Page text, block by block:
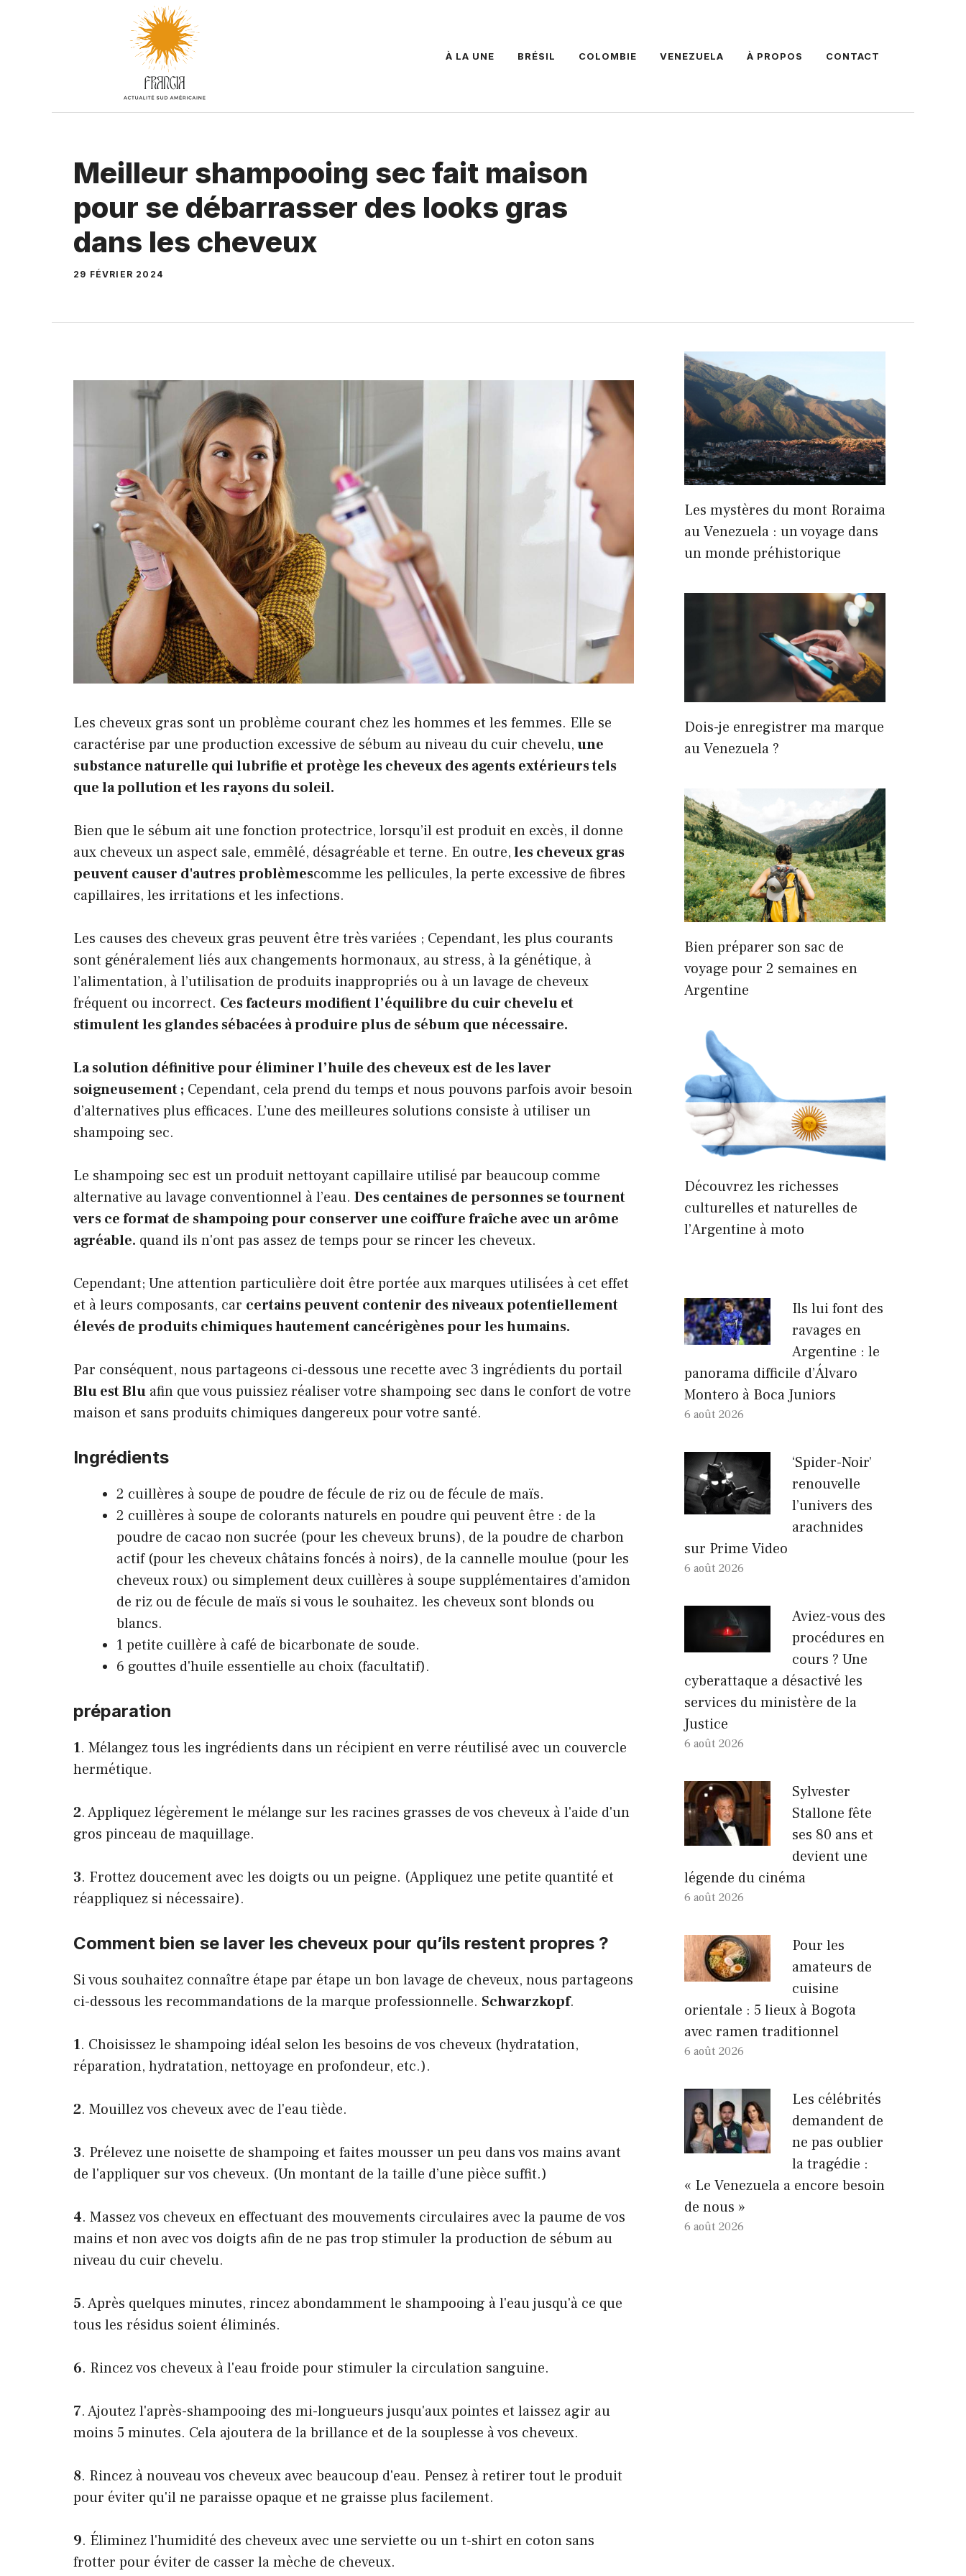
À LA UNE BRÉSIL COLOMBIE VENEZUELA À PROPOS CONTACT
Meilleur shampooing sec fait maison
pour se débarrasser des looks gras
dans les cheveux
29 FÉVRIER 2024
Les cheveux gras sont un problème courant chez les hommes et les femmes. Elle se
caractérise par une production excessive de sébum au niveau du cuir chevelu,une
substance naturelle qui lubrifie et protège les cheveux des agents extérieurs tels
que la pollution et les rayons du soleil.
Bien que le sébum ait une fonction protectrice, lorsqu’il est produit en excès, il donne
aux cheveux un aspect sale, emmêlé, désagréable et terne. En outre,les cheveux gras
peuvent causer d'autres problèmescomme les pellicules, la perte excessive de fibres
capillaires, les irritations et les infections.
Les causes des cheveux gras peuvent être très variées ; Cependant, les plus courants
sont généralement liés aux changements hormonaux, au stress, à la génétique, à
l’alimentation, à l’utilisation de produits inappropriés ou à un lavage de cheveux
fréquent ou incorrect. Ces facteurs modifient l’équilibre du cuir chevelu et
stimulent les glandes sébacées à produire plus de sébum que nécessaire.
La solution définitive pour éliminer l’huile des cheveux est de les laver
soigneusement ; Cependant, cela prend du temps et nous pouvons parfois avoir besoin
d’alternatives plus efficaces. L’une des meilleures solutions consiste à utiliser un
shampoing sec.
Le shampoing sec est un produit nettoyant capillaire utilisé par beaucoup comme
alternative au lavage conventionnel à l’eau. Des centaines de personnes se tournent
vers ce format de shampoing pour conserver une coiffure fraîche avec un arôme
agréable. quand ils n'ont pas assez de temps pour se rincer les cheveux.
Cependant; Une attention particulière doit être portée aux marques utilisées à cet effet
et à leurs composants, car certains peuvent contenir des niveaux potentiellement
élevés de produits chimiques hautement cancérigènes pour les humains.
Par conséquent, nous partageons ci-dessous une recette avec 3 ingrédients du portail
Blu est Blu afin que vous puissiez réaliser votre shampoing sec dans le confort de votre
maison et sans produits chimiques dangereux pour votre santé.
Ingrédients
2 cuillères à soupe de poudre de fécule de riz ou de fécule de maïs.
2 cuillères à soupe de colorants naturels en poudre qui peuvent être : de la
poudre de cacao non sucrée (pour les cheveux bruns), de la poudre de charbon
actif (pour les cheveux châtains foncés à noirs), de la cannelle moulue (pour les
cheveux roux) ou simplement deux cuillères à soupe supplémentaires d'amidon
de riz ou de fécule de maïs si vous le souhaitez. les cheveux sont blonds ou
blancs.
1 petite cuillère à café de bicarbonate de soude.
6 gouttes d'huile essentielle au choix (facultatif).
préparation
1. Mélangez tous les ingrédients dans un récipient en verre réutilisé avec un couvercle
hermétique.
2. Appliquez légèrement le mélange sur les racines grasses de vos cheveux à l'aide d'un
gros pinceau de maquillage.
3. Frottez doucement avec les doigts ou un peigne. (Appliquez une petite quantité et
réappliquez si nécessaire).
Comment bien se laver les cheveux pour qu’ils restent propres ?
Si vous souhaitez connaître étape par étape un bon lavage de cheveux, nous partageons
ci-dessous les recommandations de la marque professionnelle. Schwarzkopf.
1. Choisissez le shampoing idéal selon les besoins de vos cheveux (hydratation,
réparation, hydratation, nettoyage en profondeur, etc.).
2. Mouillez vos cheveux avec de l'eau tiède.
3. Prélevez une noisette de shampoing et faites mousser un peu dans vos mains avant
de l'appliquer sur vos cheveux. (Un montant de la taille d’une pièce suffit.)
4. Massez vos cheveux en effectuant des mouvements circulaires avec la paume de vos
mains et non avec vos doigts afin de ne pas trop stimuler la production de sébum au
niveau du cuir chevelu.
5. Après quelques minutes, rincez abondamment le shampooing à l'eau jusqu'à ce que
tous les résidus soient éliminés.
6. Rincez vos cheveux à l'eau froide pour stimuler la circulation sanguine.
7. Ajoutez l'après-shampooing des mi-longueurs jusqu'aux pointes et laissez agir au
moins 5 minutes. Cela ajoutera de la brillance et de la souplesse à vos cheveux.
8. Rincez à nouveau vos cheveux avec beaucoup d'eau. Pensez à retirer tout le produit
pour éviter qu'il ne paraisse opaque et ne graisse plus facilement.
9. Éliminez l'humidité des cheveux avec une serviette ou un t-shirt en coton sans
frotter pour éviter de casser la mèche de cheveux.
Les mystères du mont Roraima
au Venezuela : un voyage dans
un monde préhistorique
Dois-je enregistrer ma marque
au Venezuela ?
Bien préparer son sac de
voyage pour 2 semaines en
Argentine
Découvrez les richesses
culturelles et naturelles de
l’Argentine à moto
Ils lui font des
ravages en
Argentine : le
panorama difficile d’Álvaro
Montero à Boca Juniors
6 août 2026
‘Spider-Noir’
renouvelle
l’univers des
arachnides
sur Prime Video
6 août 2026
Aviez-vous des
procédures en
cours ? Une
cyberattaque a désactivé les
services du ministère de la
Justice
6 août 2026
Sylvester
Stallone fête
ses 80 ans et
devient une
légende du cinéma
6 août 2026
Pour les
amateurs de
cuisine
orientale : 5 lieux à Bogota
avec ramen traditionnel
6 août 2026
Les célébrités
demandent de
ne pas oublier
la tragédie :
« Le Venezuela a encore besoin
de nous »
6 août 2026